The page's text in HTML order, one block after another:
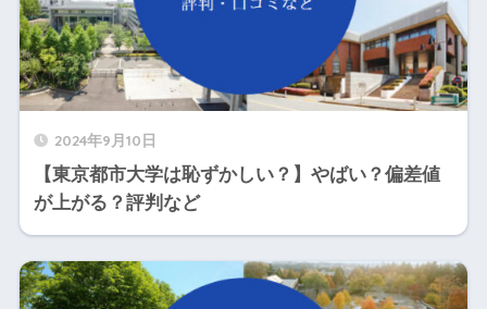
2024年9月10日
【東京都市大学は恥ずかしい？】やばい？偏差値
が上がる？評判など